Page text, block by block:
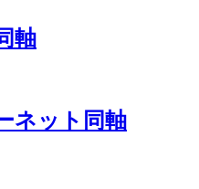
軸
ネット同軸